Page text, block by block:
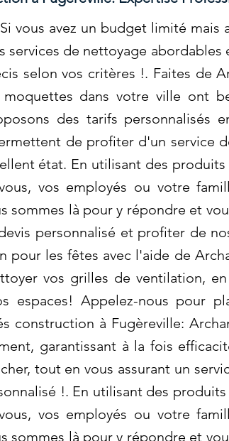
vous avez un budget limité mais
de nettoyage abordables
selon vos critères !. Faites de
dans votre ville ont
des tarifs personnalisés
de profiter d'un service
état. En utilisant des
vos employés ou votre
sommes là pour y répondre et
personnalisé et profiter de
pour les fêtes avec l'aide de
vos grilles de ventilation,
espaces! Appelez-nous pour
construction à Fugèreville:
garantissant à la fois
tout en vous assurant un
!. En utilisant des
vos employés ou votre
sommes là pour y répondre et